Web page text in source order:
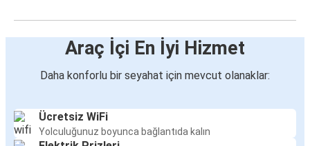
Araç İçi En İyi Hizmet
Daha konforlu bir seyahat için mevcut olanaklar:
Ücretsiz WiFi
Yolculuğunuz boyunca bağlantıda kalın